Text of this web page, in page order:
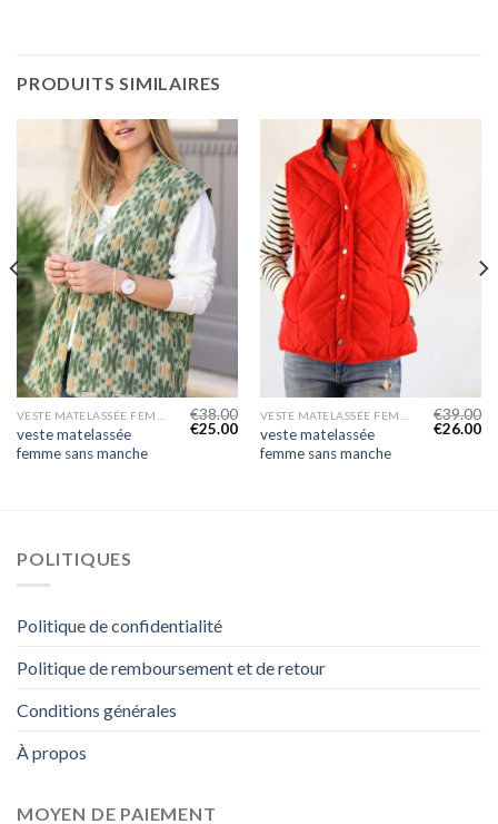
PRODUITS SIMILAIRES
veste matelassée
femme sans manche
€38.00
€25.00
veste matelassée
femme sans manche
€39.00
€26.00
POLITIQUES
Politique de confidentialité
Politique de remboursement et de retour
Conditions générales
À propos
MOYEN DE PAIEMENT